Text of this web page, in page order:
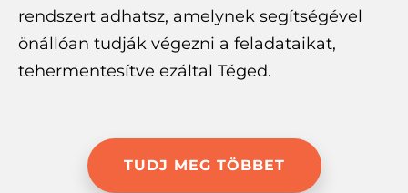
rendszert adhatsz, amelynek segítségével
önállóan tudják végezni a feladataikat,
tehermentesítve ezáltal Téged.
TUDJ MEG TÖBBET